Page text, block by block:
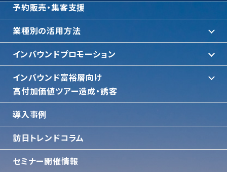
予約販売・集客支援
業種別の活用方法
インバウンドプロモーション
インバウンド富裕層向け
⾼付加価値ツアー造成・誘客
導入事例
訪日トレンドコラム
セミナー開催情報